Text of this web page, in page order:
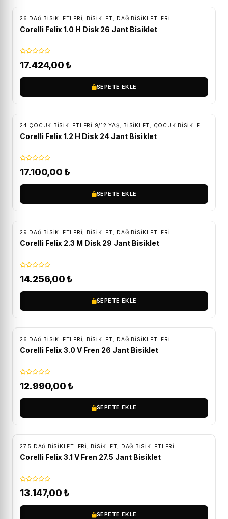
26 DAĞ BISIKLETLERI BİSİKLET DAĞ BISIKLETLERI
Corelli Felix 1.0 H Disk 26 Jant Bisiklet
17.424,00 ₺
SEPETE EKLE
24 ÇOCUK BISIKLETLERI 9/12 YAŞ BİSİKLET ÇOCUK BISIKLETLERI
Corelli Felix 1.2 H Disk 24 Jant Bisiklet
17.100,00 ₺
SEPETE EKLE
29 DAĞ BISIKLETLERI BİSİKLET DAĞ BISIKLETLERI
Corelli Felix 2.3 M Disk 29 Jant Bisiklet
14.256,00 ₺
SEPETE EKLE
26 DAĞ BISIKLETLERI BİSİKLET DAĞ BISIKLETLERI
Corelli Felix 3.0 V Fren 26 Jant Bisiklet
12.990,00 ₺
SEPETE EKLE
27.5 DAĞ BISIKLETLERI BİSİKLET DAĞ BISIKLETLERI
Corelli Felix 3.1 V Fren 27.5 Jant Bisiklet
13.147,00 ₺
SEPETE EKLE